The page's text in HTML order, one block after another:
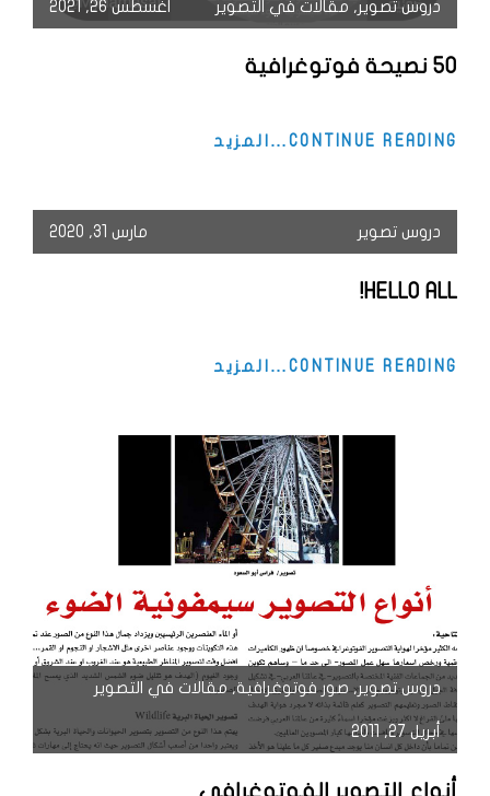
دروس تصوير, مقالات في التصوير أغسطس 26, 2021
50 نصيحة فوتوغرافية
CONTINUE READING…المزيد
دروس تصوير
مارس 31, 2020
HELLO ALL!
CONTINUE READING…المزيد
دروس تصوير,صور فوتوغرافية,مقالات في التصوير
أبريل 27, 2011
أنواع التصوير الفوتوغرافي